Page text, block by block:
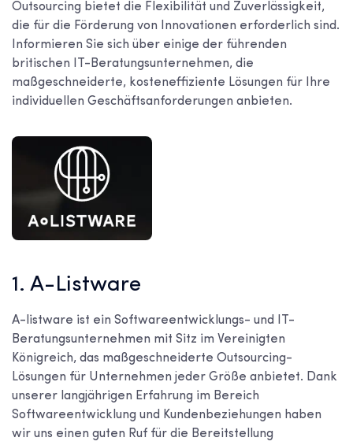
Outsourcing bietet die Flexibilität und Zuverlässigkeit,
die für die Förderung von Innovationen erforderlich sind.
Informieren Sie sich über einige der führenden
britischen IT-Beratungsunternehmen, die
maßgeschneiderte, kosteneffiziente Lösungen für Ihre
individuellen Geschäftsanforderungen anbieten.
1. A-Listware
A-listware ist ein Softwareentwicklungs- und IT-
Beratungsunternehmen mit Sitz im Vereinigten
Königreich, das maßgeschneiderte Outsourcing-
Lösungen für Unternehmen jeder Größe anbietet. Dank
unserer langjährigen Erfahrung im Bereich
Softwareentwicklung und Kundenbeziehungen haben
wir uns einen guten Ruf für die Bereitstellung